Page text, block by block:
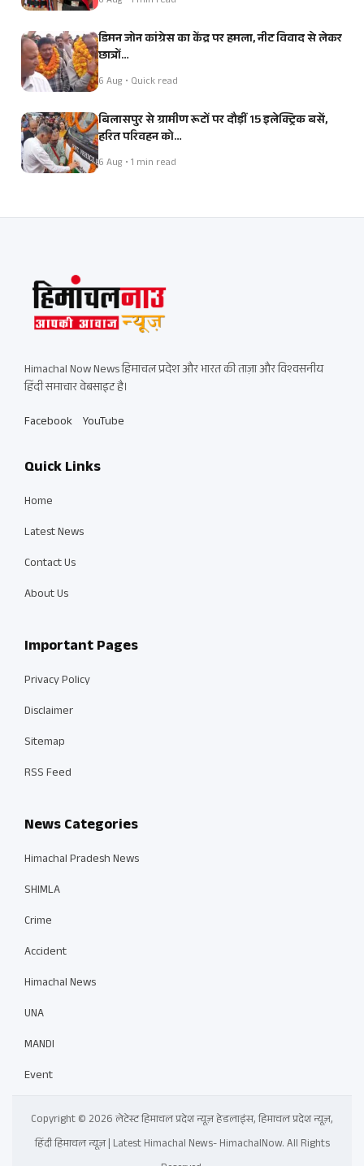
डिमन जोन कांग्रेस का केंद्र पर हमला, नीट विवाद से लेकर
छात्रों…
6 Aug • Quick read
बिलासपुर से ग्रामीण रूटों पर दौड़ीं 15 इलेक्ट्रिक बसें,
हरित परिवहन को…
6 Aug • 1 min read
Himachal Now News हिमाचल प्रदेश और भारत की ताज़ा और विश्वसनीय
हिंदी समाचार वेबसाइट है।
Facebook YouTube
Quick Links
Home
Latest News
Contact Us
About Us
Important Pages
Privacy Policy
Disclaimer
Sitemap
RSS Feed
News Categories
Himachal Pradesh News
SHIMLA
Crime
Accident
Himachal News
UNA
MANDI
Event
Copyright © 2026 लेटेस्ट हिमाचल प्रदेश न्यूज़ हेडलाइंस, हिमाचल प्रदेश न्यूज़,
हिंदी हिमाचल न्यूज़ | Latest Himachal News- HimachalNow. All Rights